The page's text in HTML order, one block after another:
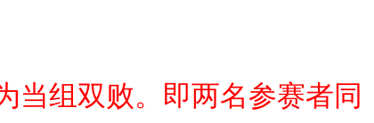
当组双败。即两名参赛者同